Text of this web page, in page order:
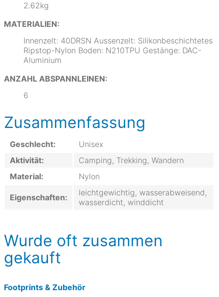
2.62kg
MATERIALIEN:
Innenzelt: 40DRSN Aussenzelt: Silikonbeschichtetes
Ripstop-Nylon Boden: N210TPU Gestänge: DAC-
Aluminium
ANZAHL ABSPANNLEINEN:
6
Zusammenfassung
Geschlecht:
Unisex
Aktivität:
Camping, Trekking, Wandern
Material:
Nylon
Eigenschaften:
leichtgewichtig, wasserabweisend,
wasserdicht, winddicht
Wurde oft zusammen
gekauft
Footprints & Zubehör